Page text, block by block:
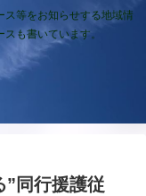
ス等をお知らせする地域情
も書いています。
”同行援護従